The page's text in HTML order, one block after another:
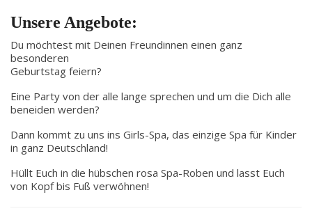
Unsere Angebote:
Du möchtest mit Deinen Freundinnen einen ganz
besonderen
Geburtstag feiern?
Eine Party von der alle lange sprechen und um die Dich alle
beneiden werden?
Dann kommt zu uns ins Girls-Spa, das einzige Spa für Kinder
in ganz Deutschland!
Hüllt Euch in die hübschen rosa Spa-Roben und lasst Euch
von Kopf bis Fuß verwöhnen!